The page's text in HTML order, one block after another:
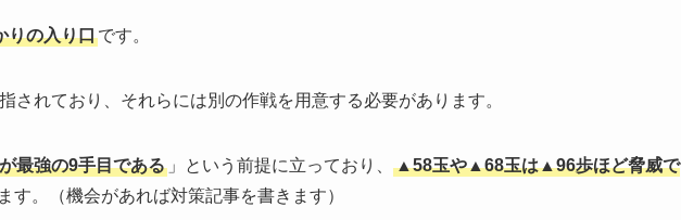
りの入り口です。
れており、それらには別の作戦を用意する必要があります。
最強の9手目である 」という前提に立っており、
▲58玉や▲68玉は▲96歩ほど脅威で
す。（機会があれば対策記事を書きます）